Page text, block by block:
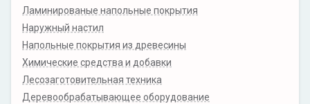
Ламинированые напольные покрытия
Наружный настил
Напольные покрытия из древесины
Химические средства и добавки
Лесозаготовительная техника
Деревообрабатывающее оборудование